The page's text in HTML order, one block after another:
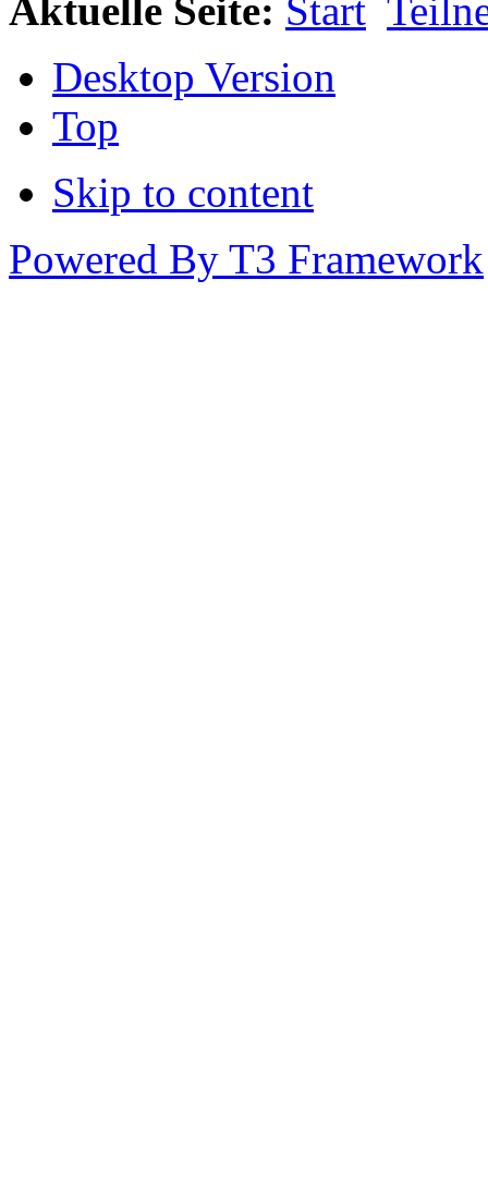
Aktuelle Seite: Start
Desktop Version
Top
Skip to content
Powered By T3 Framework